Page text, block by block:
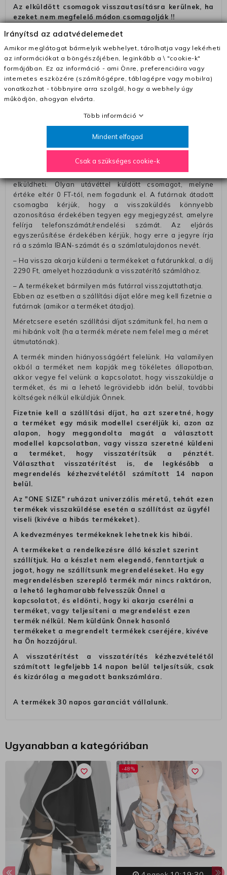
Az elküldött csomagok visszautasításra kerülnek, ha
ezeket nem megfelelő módon csomagolják !!
Szállítási díjak:
– Futár - kézbesítés az ország egész területén, 2-3
munkanapon belül a megrendelés e-mailben / sms-ben
történő megerősítésétől számítva
– Szállítás 1700 Ft (+400 Ft utánvéttel)
– Ingyenes szállítás 31600 Ft feletti megrendeléseknél
számolunk fel (oda -vissza út)
Pénzvisszatérítés:
A pénz visszatérítéséhez küldjük a futárt, hogy vegye át
Öntől a terméket/termékeket, vagy más futárral is
elküldheti. Olyan utávéttel küldött csomagot, melyne
értéke eltér 0 FT-tól, nem fogadunk el. A futárnak átadott
csomagba kérjük, hogy a visszaküldés könnyebb
azonosítása érdekében tegyen egy megjegyzést, amelyre
felírja telefonszámát/rendelési számát. Az eljárás
egyszerűsítése érdekében kérjük, hogy erre a jegyre írja
rá a számla IBAN-számát és a számlatulajdonos nevét.
– Ha vissza akarja küldeni a termékeket a futárunkkal, a díj
2290 Ft, amelyet hozzáadunk a visszatérítő számlához.
– A termékeket bármilyen más futárral visszajuttathatja.
Ebben az esetben a szállítási díjat előre meg kell fizetnie a
futárnak (amikor a terméket átadja).
Méretcsere esetén szállítási díjat számitunk fel, ha nem a
mi hibánk volt (ha a termék mérete nem felel meg a méret
útmutatónak).
A termék minden hiányosságáért felelünk. Ha valamilyen
okból a terméket nem kapják meg tökéletes állapotban,
akkor vegye fel velünk a kapcsolatot, hogy visszaküldje a
terméket, és mi a lehető legrövidebb időn belül, további
költségek nélkül elküldjük Önnek.
Fizetnie kell a szállítási díjat, ha azt szeretné, hogy
a terméket egy másik modellel cseréljük ki, azon az
alapon, hogy meggondolta magát a választott
modellel kapcsolatban, vagy vissza szeretné küldeni
a terméket, hogy visszatérítsük a pénztét.
Választhat visszatérítést is, de legkésőbb a
megrendelés kézhezvételétől számított 14 napon
belül.
Az "ONE SIZE" ruházat univerzális méretű, tehát ezen
termékek visszaküldése esetén a szállítást az ügyfél
viseli (kivéve a hibás termékeket).
A kedvezményes termékeknek lehetnek kis hibái.
A termékeket a rendelkezésre álló készlet szerint
szállítjuk. Ha a készlet nem elegendő, fenntartjuk a
jogot, hogy ne szállítsunk megrendeléseket. Ha egy
megrendelésben szereplő termék már nincs raktáron,
a lehető leghamarabb felvesszük Önnel a
kapcsolatot, és eldönti, hogy ki akarja cserélni a
terméket, vagy teljesíteni a megrendelést ezen
termék nélkül. Nem küldünk Önnek hasonló
termékeket a megrendelt termékek cseréjére, kivéve
ha Ön hozzájárul.
A visszatérítést a visszatérítés kézhezvételétől
számított legfeljebb 14 napon belül teljesítsük, csak
és kizárólag a megadott bankszámlára.
A termékek 30 napos garanciát vállalunk.
Ugyanabban a kategóriában
favorite_border favorite_border
-48%
Irányítsd az adatvédelemedet
Amikor meglátogat bármelyik webhelyet, tárolhatja vagy lekérheti
az információkat a böngészőjében, leginkább a \ "cookie-k"
formájában. Ez az információ - ami Önre, preferenciáira vagy
internetes eszközére (számítógépre, táblagépre vagy mobilra)
vonatkozhat - többnyire arra szolgál, hogy a webhely úgy
működjön, ahogyan elvárta.
Több információ
Mindent elfogad
Csak a szükséges cookie-k